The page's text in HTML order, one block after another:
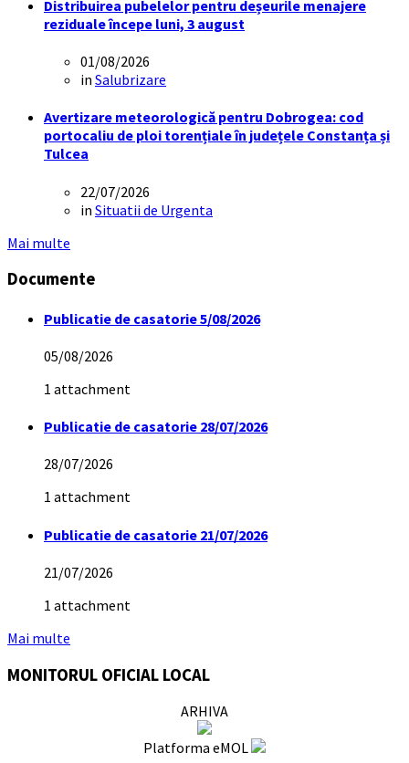
Distribuirea pubelelor pentru deșeurile menajere
reziduale începe luni, 3 august
01/08/2026
in Salubrizare
Avertizare meteorologică pentru Dobrogea: cod
portocaliu de ploi torențiale în județele Constanța și
Tulcea
22/07/2026
in Situatii de Urgenta
Mai multe
Documente
Publicatie de casatorie 5/08/2026
05/08/2026
1 attachment
Publicatie de casatorie 28/07/2026
28/07/2026
1 attachment
Publicatie de casatorie 21/07/2026
21/07/2026
1 attachment
Mai multe
MONITORUL OFICIAL LOCAL
ARHIVA
Platforma eMOL